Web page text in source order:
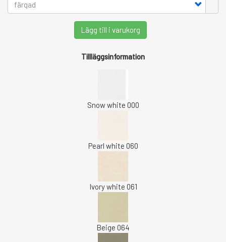
Lägg till i varukorg
Tillläggsinformation
Snow white 000
Pearl white 060
Ivory white 061
Beige 064